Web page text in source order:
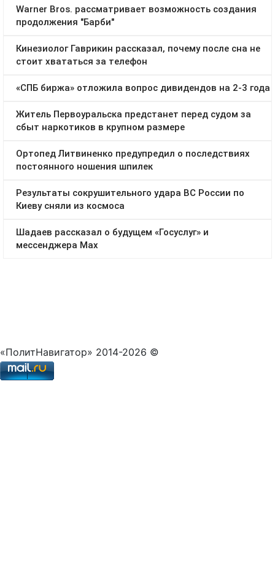
«ПолитНавигатор» 2014-2026 ©